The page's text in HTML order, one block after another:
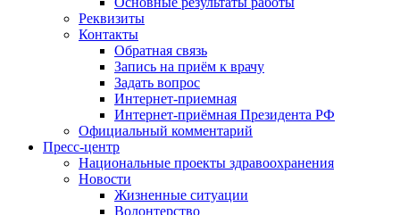
Реквизиты
Контакты
Обратная связь
Запись на приём к врачу
Задать вопрос
Интернет-приемная
Интернет-приёмная Президента РФ
Официальный комментарий
Пресс-центр
Национальные проекты здравоохранения
Новости
Жизненные ситуации
Волонтерство